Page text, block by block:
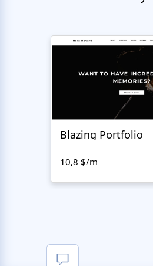
Blazing Portfolio
10,8 $/m